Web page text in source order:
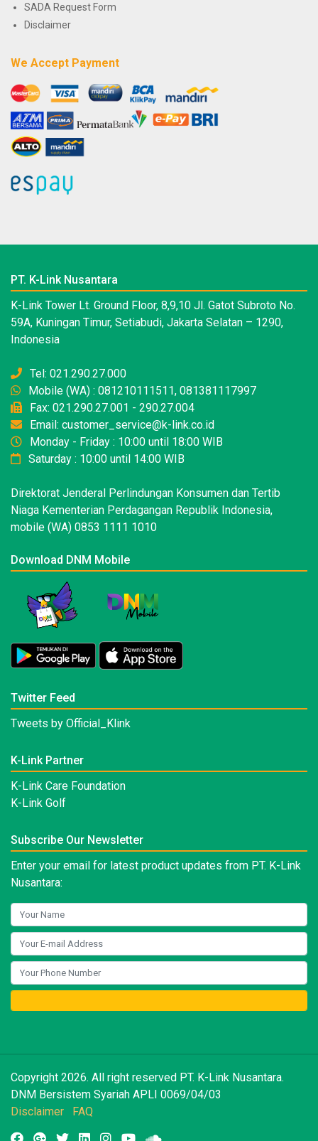
SADA Request Form
Disclaimer
We Accept Payment
PT. K-Link Nusantara
K-Link Tower Lt. Ground Floor, 8,9,10 Jl. Gatot Subroto No.
59A, Kuningan Timur, Setiabudi, Jakarta Selatan – 1290,
Indonesia
Tel: 021.290.27.000
Mobile (WA) : 081210111511, 081381117997
Fax: 021.290.27.001 - 290.27.004
Email: customer_service@k-link.co.id
Monday - Friday : 10:00 until 18:00 WIB
Saturday : 10:00 until 14:00 WIB
Direktorat Jenderal Perlindungan Konsumen dan Tertib
Niaga Kementerian Perdagangan Republik Indonesia,
mobile (WA) 0853 1111 1010
Download DNM Mobile
Twitter Feed
Tweets by Official_Klink
K-Link Partner
K-Link Care Foundation
K-Link Golf
Subscribe Our Newsletter
Enter your email for latest product updates from PT. K-Link
Nusantara:
Copyright 2026. All right reserved PT. K-Link Nusantara.
DNM Bersistem Syariah APLI 0069/04/03
Disclaimer
FAQ